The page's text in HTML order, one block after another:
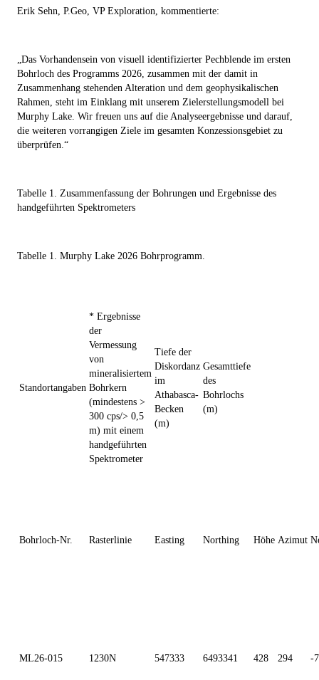
Erik Sehn, P.Geo, VP Exploration, kommentierte:
„Das Vorhandensein von visuell identifizierter Pechblende im ersten
Bohrloch des Programms 2026, zusammen mit der damit in
Zusammenhang stehenden Alteration und dem geophysikalischen
Rahmen, steht im Einklang mit unserem Zielerstellungsmodell bei
Murphy Lake. Wir freuen uns auf die Analyseergebnisse und darauf,
die weiteren vorrangigen Ziele im gesamten Konzessionsgebiet zu
überprüfen.“
Tabelle 1. Zusammenfassung der Bohrungen und Ergebnisse des
handgeführten Spektrometers
Tabelle 1. Murphy Lake 2026 Bohrprogramm.
Standortangaben
* Ergebnisse
der
Vermessung
von
mineralisiertem
Bohrkern
(mindestens >
300 cps/> 0,5
m) mit einem
handgeführten
Spektrometer
Tiefe der
Diskordanz
im
Athabasca-
Becken
(m)
Gesamttiefe
des
Bohrlochs
(m)
Bohrloch-Nr. Rasterlinie Easting Northing Höhe Azimut
ML26-015 1230N 547333 6493341 428 294 -